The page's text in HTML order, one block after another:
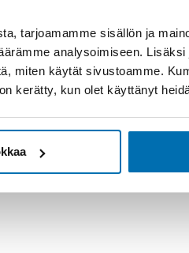
tarjoamamme sisällön ja
analysoimiseen.
miten käytät sivustoamme.
kerätty, kun olet käyttänyt
Rahoituslaskelma
Näytä